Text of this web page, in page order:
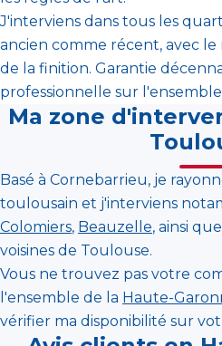
J'interviens dans tous les
ancien comme récent, avec
de la finition. Garantie
professionnelle sur
Ma zone
Basé à Cornebarrieu, je
toulousain et j'interviens
Colomiers, Beauzelle, ainsi
voisines de Toulouse.
Vous ne trouvez pas votre
l'ensemble de la Haute-
vérifier ma disponibilité sur